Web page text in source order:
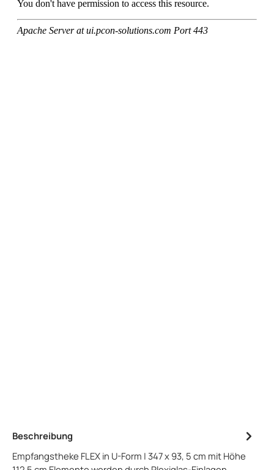
Beschreibung
Empfangstheke FLEX in U-Form | 347 x 93, 5 cm mit Höhe